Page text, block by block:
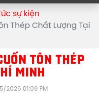
sự kiện
Thép Chất Lượng Tại
TÔN THÉP
MINH
2026 01:09 PM